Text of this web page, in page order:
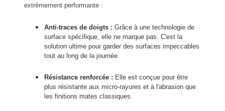
extrêmement performante :
Anti-traces de doigts : Grâce à une technologie de
surface spécifique, elle ne marque pas. C'est la
solution ultime pour garder des surfaces impeccables
tout au long de la journée.
Résistance renforcée : Elle est conçue pour être
plus résistante aux micro-rayures et à l'abrasion que
les finitions mates classiques.